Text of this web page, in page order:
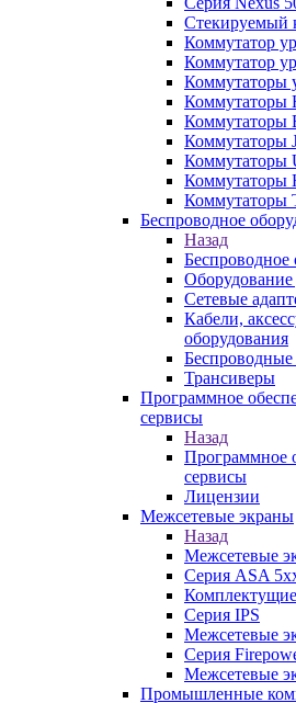
Стекируемый
Коммутатор
Коммутатор
Коммутаторы
Коммутаторы
Коммутаторы
Коммутаторы
Коммутаторы
Коммутаторы
Коммутаторы
Беспроводное
Назад
Беспроводное
Оборудование
Сетевые
Кабели,
оборудования
Трансиверы
Программное
сервисы
Назад
Программное
сервисы
Лицензии
Межсетевые экраны
Назад
Межсетевые
Серия ASA
Серия IPS
Межсетевые
Серия
Межсетевые
Промышленные